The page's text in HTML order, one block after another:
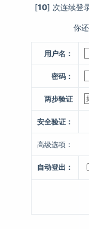
[10] 次连续登
你
用户名：
密码：
两步验证
安全验证：
高级选项：
自动登出：